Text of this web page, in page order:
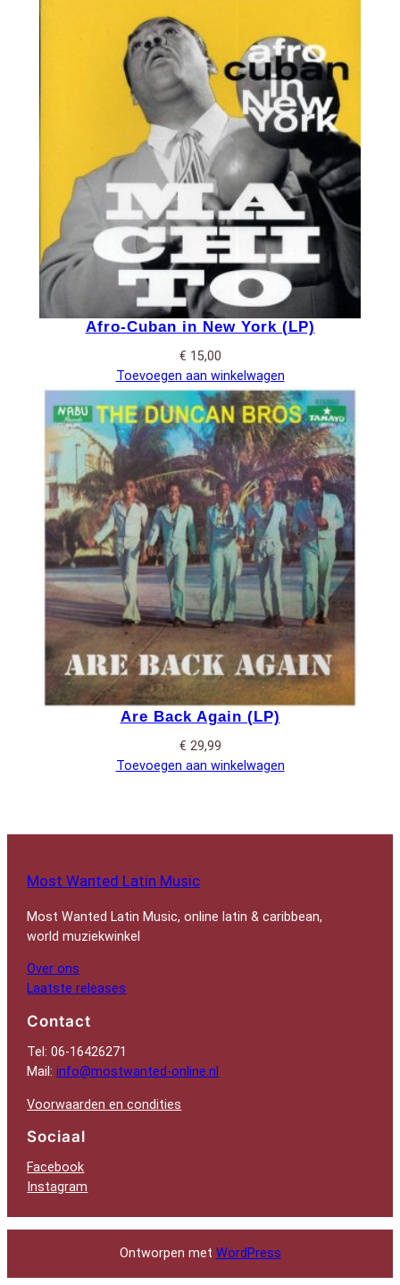
Afro-Cuban in New York (LP)
€ 15,00
Toevoegen aan winkelwagen
Are Back Again (LP)
€ 29,99
Toevoegen aan winkelwagen
Most Wanted Latin Music
Most Wanted Latin Music, online latin & caribbean,
world muziekwinkel
Over ons
Laatste releases
Contact
Tel: 06-16426271
Mail:info@mostwanted-online.nl
Voorwaarden en condities
Sociaal
Facebook
Instagram
Ontworpen met WordPress